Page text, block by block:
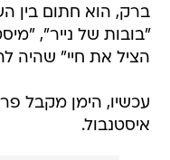
ברק, הוא חתום בין
"בובות של נייר",
הציל את חיי" שהיה
עכשיו, הימן מקבל
איסטנבול.